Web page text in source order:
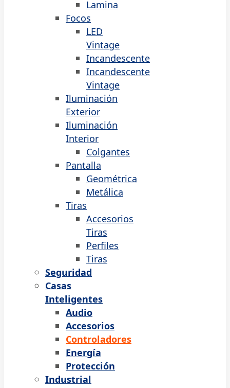
Lamina
Focos
LED
Vintage
Incandescente
Incandescente
Vintage
Iluminación
Exterior
Iluminación
Interior
Colgantes
Pantalla
Geométrica
Metálica
Tiras
Accesorios
Tiras
Perfiles
Tiras
Seguridad
Casas
Inteligentes
Audio
Accesorios
Controladores
Energía
Protección
Industrial